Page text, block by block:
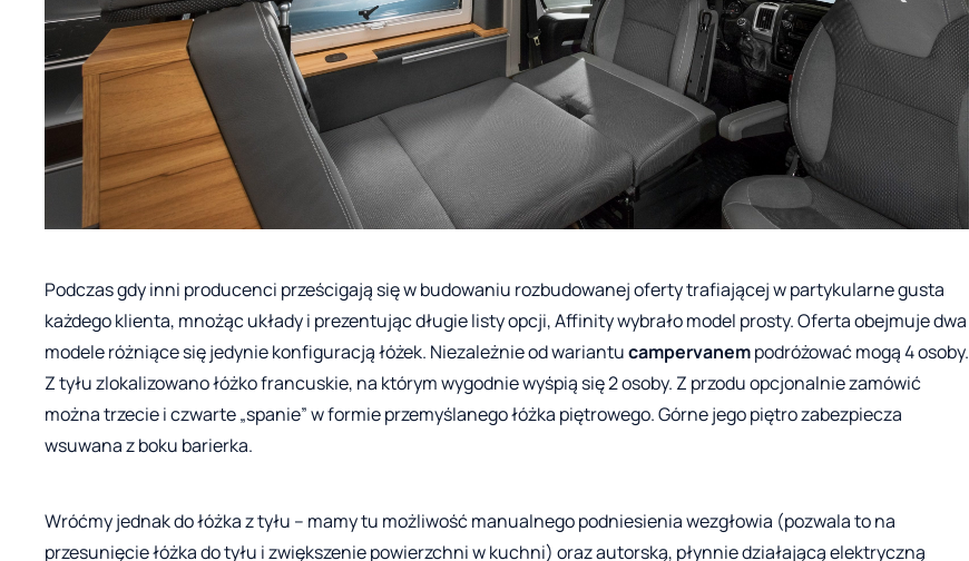
Podczas gdy inni producenci prześcigają się w budowaniu rozbudowanej oferty trafiającej w partykularne gusta
każdego klienta, mnożąc układy i prezentując długie listy opcji, Affinity wybrało model prosty. Oferta obejmuje dwa
modele różniące się jedynie konfiguracją łóżek. Niezależnie od wariantucampervanempodróżować mogą 4 osoby.
Z tyłu zlokalizowano łóżko francuskie, na którym wygodnie wyśpią się 2 osoby. Z przodu opcjonalnie zamówić
można trzecie i czwarte „spanie” w formie przemyślanego łóżka piętrowego. Górne jego piętro zabezpiecza
wsuwana z boku barierka.
Wróćmy jednak do łóżka z tyłu – mamy tu możliwość manualnego podniesienia wezgłowia (pozwala to na
przesunięcie łóżka do tyłu i zwiększenie powierzchni w kuchni) oraz autorską, płynnie działającą elektryczną